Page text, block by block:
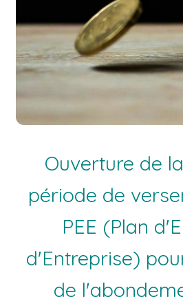
Ouverture de
période de
PEE (Plan
d'Entreprise)
de